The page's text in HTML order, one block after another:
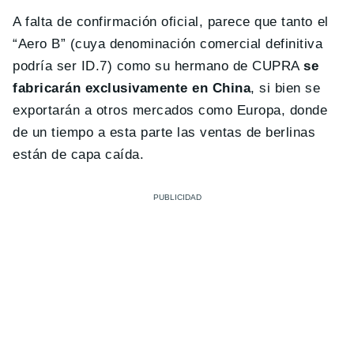
A falta de confirmación oficial, parece que tanto el
“Aero B” (cuya denominación comercial definitiva
podría ser ID.7) como su hermano de CUPRAse
fabricarán exclusivamente en China, si bien se
exportarán a otros mercados como Europa, donde
de un tiempo a esta parte las ventas de berlinas
están de capa caída.